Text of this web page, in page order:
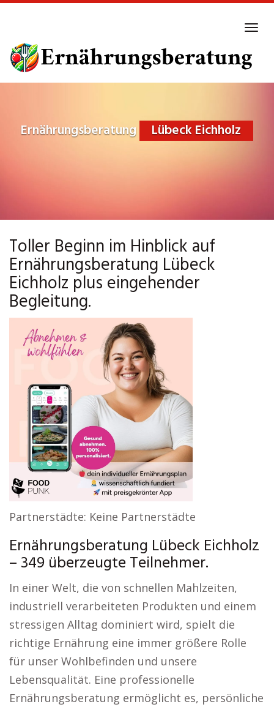
main
content
Ernährungsberatung Lübeck Eichholz
Toller Beginn im Hinblick auf
Ernährungsberatung Lübeck
Eichholz plus eingehender
Begleitung.
Partnerstädte: Keine Partnerstädte
Ernährungsberatung Lübeck Eichholz
– 349 überzeugte Teilnehmer.
In einer Welt, die von schnellen Mahlzeiten,
industriell verarbeiteten Produkten und einem
stressigen Alltag dominiert wird, spielt die
richtige Ernährung eine immer größere Rolle
für unser Wohlbefinden und unsere
Lebensqualität. Eine professionelle
Ernährungsberatung ermöglicht es, persönliche